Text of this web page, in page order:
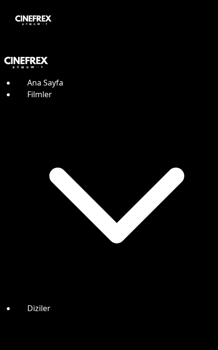
Ana Sayfa
Filmler
Diziler